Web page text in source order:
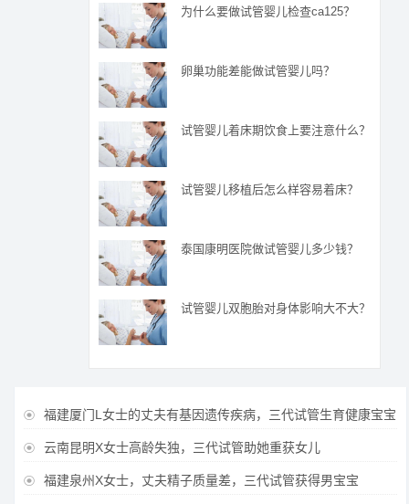
为什么要做试管婴儿检查ca125？
卵巢功能差能做试管婴儿吗？
试管婴儿着床期饮食上要注意什么？
试管婴儿移植后怎么样容易着床？
泰国康明医院做试管婴儿多少钱？
试管婴儿双胞胎对身体影响大不大？
 福建厦门L女士的丈夫有基因遗传疾病，三代试管生育健康宝宝
 云南昆明X女士高龄失独，三代试管助她重获女儿
 福建泉州X女士，丈夫精子质量差，三代试管获得男宝宝